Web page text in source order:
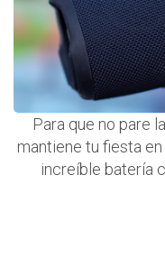
Para que no pare
mantiene tu fiesta
increíble batería